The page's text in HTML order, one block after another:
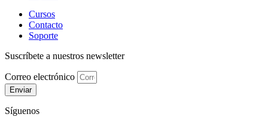
Cursos
Contacto
Soporte
Suscríbete a nuestros newsletter
Correo electrónico
Enviar
Síguenos